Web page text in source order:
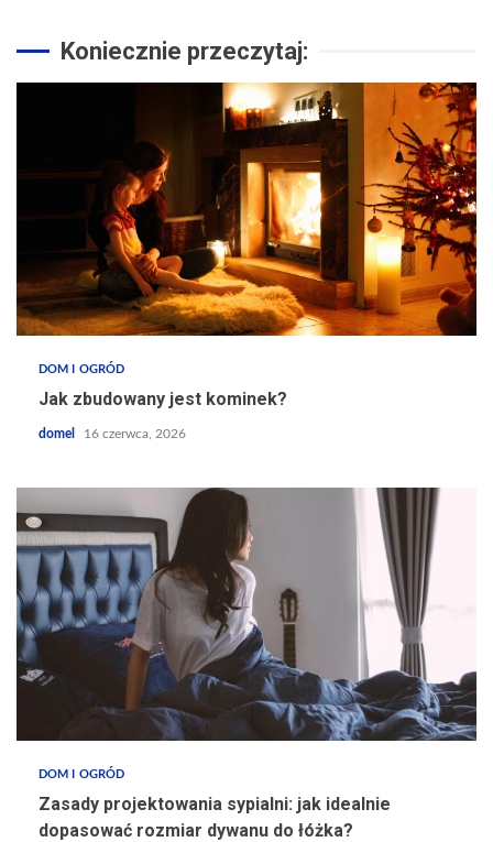
Koniecznie przeczytaj:
DOM I OGRÓD
Jak zbudowany jest kominek?
domel 16 czerwca, 2026
DOM I OGRÓD
Zasady projektowania sypialni: jak idealnie
dopasować rozmiar dywanu do łóżka?